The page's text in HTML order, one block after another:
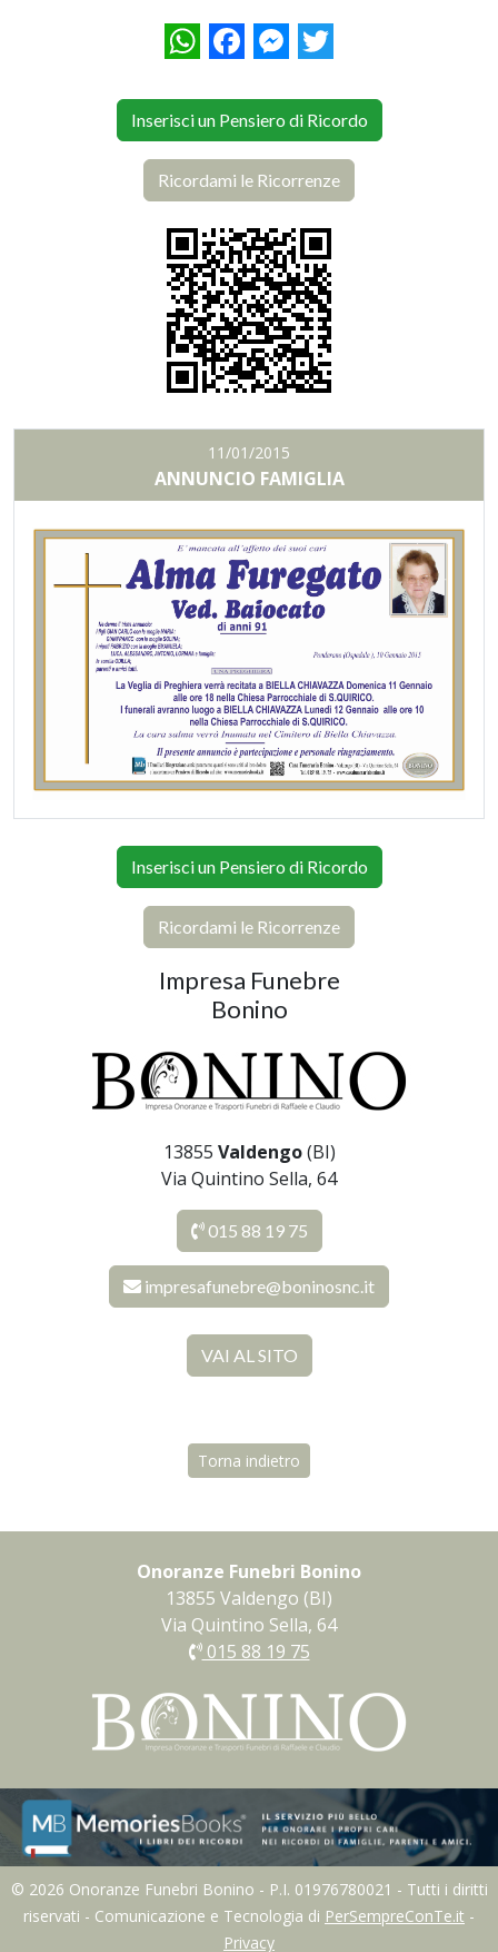
WhatsAppFacebookMessenger
Twitter
Inserisci un Pensiero di Ricordo
Ricordami le Ricorrenze
11/01/2015
ANNUNCIO FAMIGLIA
Inserisci un Pensiero di Ricordo
Ricordami le Ricorrenze
Impresa Funebre
Bonino
13855 Valdengo(BI)
Via Quintino Sella, 64
015 88 19 75
impresafunebre@boninosnc.it
VAI AL SITO
Torna indietro
Onoranze Funebri Bonino
13855 Valdengo (BI)
Via Quintino Sella, 64
015 88 19 75
© 2026 Onoranze Funebri Bonino - P.I. 01976780021 - Tutti i diritti
riservati - Comunicazione e Tecnologia di PerSempreConTe.it -
Privacy